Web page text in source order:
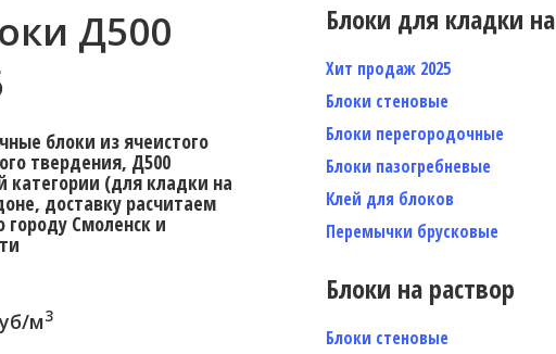
Д500
блоки из ячеистого
твердения, Д500
категории (для кладки на
доставку расчитаем
Смоленск и
м3
Блоки для кладки
Хит продаж 2025
Блоки стеновые
Блоки перегородочные
Блоки пазогребневые
Клей для блоков
Перемычки брусковые
Блоки на раствор
Блоки стеновые